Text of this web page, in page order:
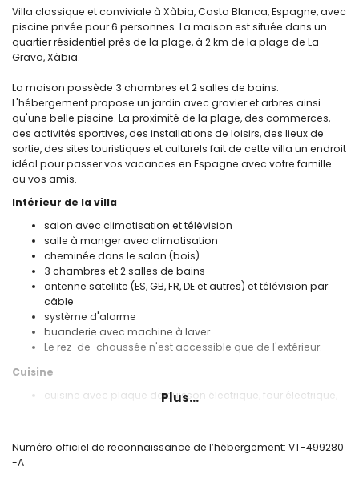
Villa classique et conviviale à Xàbia, Costa Blanca, Espagne, avec
piscine privée pour 6 personnes. La maison est située dans un
quartier résidentiel près de la plage, à 2 km de la plage de La
Grava, Xàbia.
La maison possède 3 chambres et 2 salles de bains.
L'hébergement propose un jardin avec gravier et arbres ainsi
qu'une belle piscine. La proximité de la plage, des commerces,
des activités sportives, des installations de loisirs, des lieux de
sortie, des sites touristiques et culturels fait de cette villa un endroit
idéal pour passer vos vacances en Espagne avec votre famille
ou vos amis.
Intérieur de la villa
salon avec climatisation et télévision
salle à manger avec climatisation
cheminée dans le salon (bois)
3 chambres et 2 salles de bains
antenne satellite (ES, GB, FR, DE et autres) et télévision par
câble
système d'alarme
buanderie avec machine à laver
Le rez-de-chaussée n'est accessible que de l'extérieur.
Cuisine
cuisine avec plaque de cuisson électrique, four électrique,
pain et presse-agrumes
Chambres et salles de bains
Plus...
Numéro officiel de reconnaissance de l’hébergement: VT-499280
-A